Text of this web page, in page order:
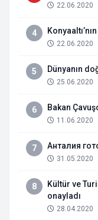
22.06.2020
4
22.06.2020
5 Dünyanın
25.06.2020
6 Bakan
11.06.2020
7 Анталия
31.05.2020
8
Kültür ve
onayladı
28.04.2020